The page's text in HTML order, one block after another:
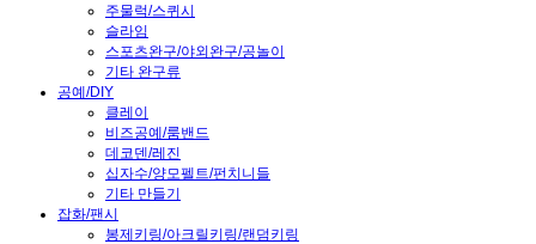
주물럭/스퀴시
슬라임
스포츠완구/야외완구/공놀이
기타 완구류
공예/DIY
클레이
비즈공예/룸밴드
데코덴/레진
십자수/양모펠트/펀치니들
기타 만들기
잡화/팬시
봉제키링/아크릴키링/랜덤키링